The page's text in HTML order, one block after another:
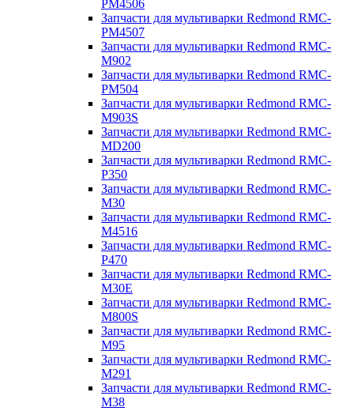
PM4506
Запчасти для мультиварки Redmond RMC-
PM4507
Запчасти для мультиварки Redmond RMC-
M902
Запчасти для мультиварки Redmond RMC-
PM504
Запчасти для мультиварки Redmond RMC-
M903S
Запчасти для мультиварки Redmond RMC-
MD200
Запчасти для мультиварки Redmond RMC-
P350
Запчасти для мультиварки Redmond RMC-
M30
Запчасти для мультиварки Redmond RMC-
M4516
Запчасти для мультиварки Redmond RMC-
P470
Запчасти для мультиварки Redmond RMC-
M30E
Запчасти для мультиварки Redmond RMC-
M800S
Запчасти для мультиварки Redmond RMC-
M95
Запчасти для мультиварки Redmond RMC-
M291
Запчасти для мультиварки Redmond RMC-
M38